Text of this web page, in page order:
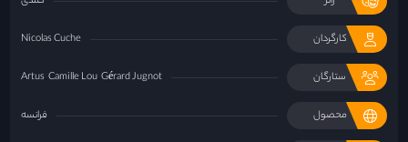
کارگردان Nicolas Cuche
ستارگان Artus Camille Lou Gérard Jugnot
محصول فرانسه